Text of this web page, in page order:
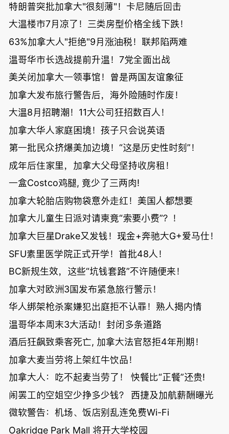
特朗普突批加拿大"很刻薄"！卡尼随后回击
大温楼市7月凉了！三类房型价格全线下跌！
63%加拿大人"拒绝"9月涨油税！联邦陷两难
温哥华市长选战提前升温！7党全面出战
美关闭加拿大一领事馆！曾是两国友谊象征
加拿大发布旅行警告后，海外险随时作废！
大温8月招聘潮！11大公司狂招数百人！
加拿大华人家庭困境！孩子只会说英语
第一批民众挤爆美加边境！“这是历史性时刻”！
成年后住家里，加拿大父母坚持收房租！
一盒Costco鸡腿, 竟少了三两肉!
加拿大轮胎店购物袋意外走红！美国人都想要
加拿大儿童生日派对请柬竟“索要小费”？！
加拿大巨星Drake又发钱！现金+奔驰大G+爱马仕！
SFU素里医学院正式开学！首批48人！
BC新规生效，这些“坑钱套路”不许随便来！
加拿大对欧洲3国发布紧急旅行警示！
华人绑架枪杀案嫌犯出庭拒不认罪！熟人揭内情
温哥华本周末3大活动！封闭多条道路
酒后狂飙致乘客死亡, 加拿大法官怒拒4年刑期！
加拿大麦当劳将上架红牛饮品！
加拿大人：吃不起麦当劳了！ 快餐比“正餐”还贵!
闹罢工的空姐空少挣多少钱？ 西捷及加航薪酬曝光
微软警告：机场、饭店别乱连免费Wi-Fi
Oakridge Park Mall 将开大学校园